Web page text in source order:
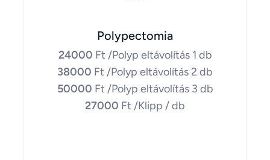
Polypectomia
24000 Ft /Polyp eltávolítás 1 db
38000 Ft /Polyp eltávolítás 2 db
50000 Ft /Polyp eltávolítás 3 db
27000 Ft /Klipp / db